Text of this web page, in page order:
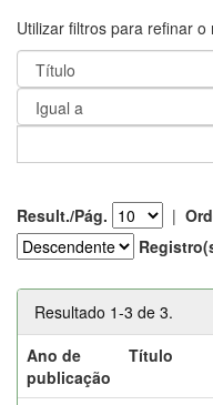
Utilizar filtros para refinar
Result./Pág. |
Resultado 1-3 de 3.
Ano de
publicação
Título